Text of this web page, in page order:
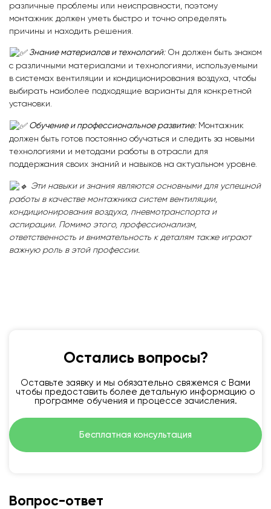
различные проблемы или неисправности, поэтому
монтажник должен уметь быстро и точно определять
причины и находить решения.
Знание материалов и технологий:Он должен быть знаком
с различными материалами и технологиями, используемыми
в системах вентиляции и кондиционирования воздуха, чтобы
выбирать наиболее подходящие варианты для конкретной
установки.
Обучение и профессиональное развитие:Монтажник
должен быть готов постоянно обучаться и следить за новыми
технологиями и методами работы в отрасли для
поддержания своих знаний и навыков на актуальном уровне.
Эти навыки и знания являются основными для успешной
работы в качестве монтажника систем вентиляции,
кондиционирования воздуха, пневмотранспорта и
аспирации. Помимо этого, профессионализм,
ответственность и внимательность к деталям также играют
важную роль в этой профессии.
Остались вопросы?
Оставьте заявку и мы обязательно свяжемся с Вами
чтобы предоставить более детальную информацию о
программе обучения и процессе зачисления.
Бесплатная консультация
Вопрос-ответ